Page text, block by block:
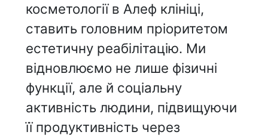
косметології в Алеф клініці,
ставить головним пріоритетом
естетичну реабілітацію. Ми
відновлюємо не лише фізичні
функції, але й соціальну
активність людини, підвищуючи
її продуктивність через